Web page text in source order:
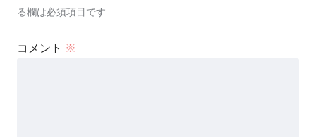
る欄は必須項目です
コメント ※